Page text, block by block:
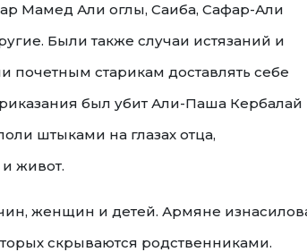
Мамед Али оглы, Саиба, Сафар-Али
Были также случаи истязаний и
почетным старикам доставлять себе
был убит Али-Паша Кербалай
штыками на глазах отца,
живот.
женщин и детей. Армяне
скрываются родственниками.